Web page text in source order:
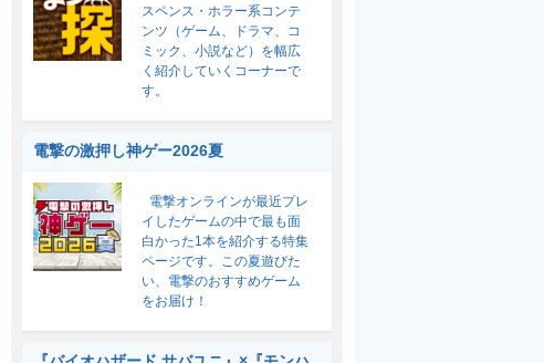
スペンス・ホラー系コンテ
ンツ（ゲーム、ドラマ、コ
ミック、小説など）を幅広
く紹介していくコーナーで
す。
電撃の激押し神ゲー2026夏
電撃オンラインが最近プレ
イしたゲームの中で最も面
白かった1本を紹介する特集
ページです。この夏遊びた
い、電撃のおすすめゲーム
をお届け！